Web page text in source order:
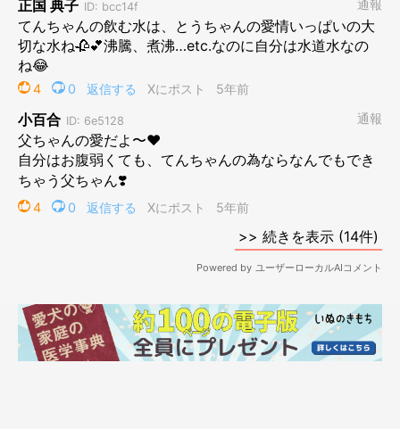
おでの水ってそんな手間かけてんの…？
沸騰させて、煮沸して
さまして